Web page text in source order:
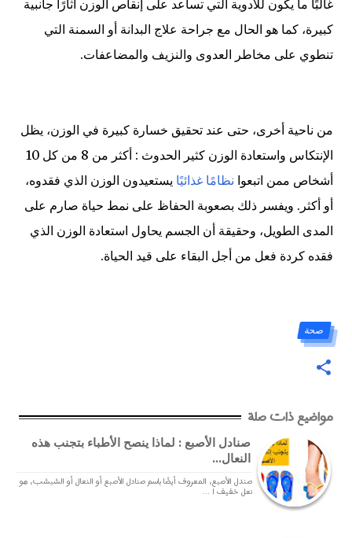
غالبًا ما يكون للأدوية التي تساعد على إنقاص الوزن آثارًا جانبية
كبيرة، كما هو الحال مع جراحة علاج البدانة أو السمنة التي
تنطوي على مخاطر العدوى والنزيف والمضاعفات.
من ناحية أخرى، حتى عند تحقيق خسارة كبيرة في الوزن، يظل
الإنتكاس واستعادة الوزن كثير الحدوث : أكثر من 8 من كل 10
أشخاص ممن اتبعوا نظامًا غذائيًا يستعيدون الوزن الذي فقدوه،
أو أكثر. ويفسر ذلك بصعوبة الحفاظ على نمط حياة صارم على
المدى الطويل، وحقيقة أن الجسم يحاول استعادة الوزن الذي
فقده كردة فعل من أجل البقاء على قيد الحياة.
صحة
مواضيع ذات صلة
صنادل الأصبع : لماذا ينصح الأطباء بتجنب هذه
النعال...
صندل الأصبع، المعروف أيضًا باسم صنادل الأصبع أو النعال أو الشبشب، هو
نعل خفيف ا ...